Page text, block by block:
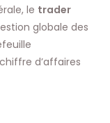
le trader
globale des
d’affaires